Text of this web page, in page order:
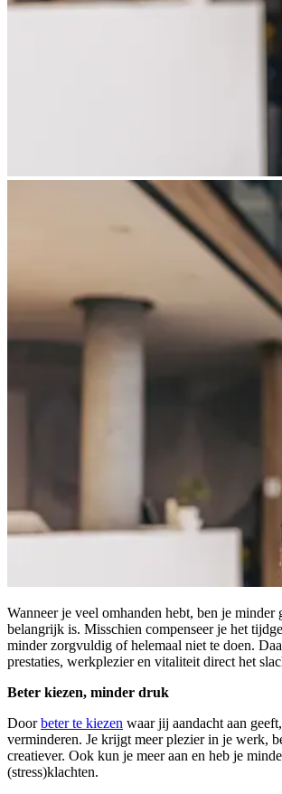
Wanneer je veel omhanden hebt, ben je minder
belangrijk is. Misschien compenseer je het
minder zorgvuldig of helemaal niet te doen.
prestaties, werkplezier en vitaliteit direct het
Beter kiezen, minder druk
Doorbeter te kiezen waar jij aandacht aan
verminderen. Je krijgt meer plezier in je werk,
creatiever. Ook kun je meer aan en heb je
(stress)klachten.